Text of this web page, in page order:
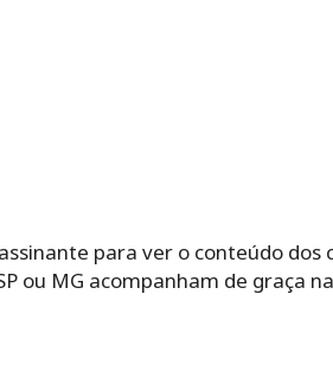
para ver o conteúdo dos
ou MG acompanham de graça na